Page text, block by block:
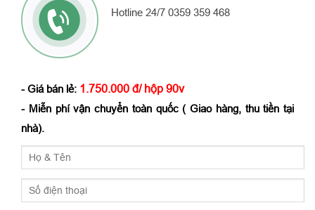
Hotline 24/7 0359 359 468
- Giá bán lẻ: 1.750.000 đ/ hộp 90v
- Miễn phí vận chuyển toàn quốc ( Giao hàng, thu tiền tại
nhà).